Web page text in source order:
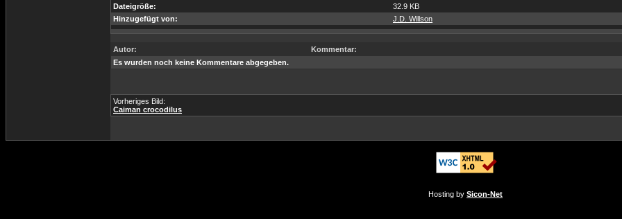
Dateigröße:
32.9 KB
Hinzugefügt von:
J.D. Willson
Autor:
Kommentar:
Es wurden noch keine Kommentare abgegeben.
Vorheriges Bild:
Caiman crocodilus
Hosting by Sicon-Net